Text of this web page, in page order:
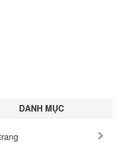
DANH MỤC